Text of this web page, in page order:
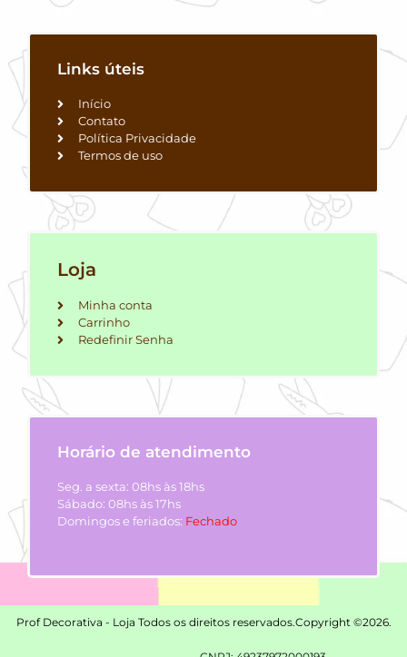
Links úteis
Início
Contato
Política Privacidade
Termos de uso
Loja
Minha conta
Carrinho
Redefinir Senha
Horário de atendimento
Seg. a sexta: 08hs às 18hs
Sábado: 08hs às 17hs
Domingos e feriados: Fechado
Prof Decorativa - Loja Todos os direitos reservados.Copyright ©2026.